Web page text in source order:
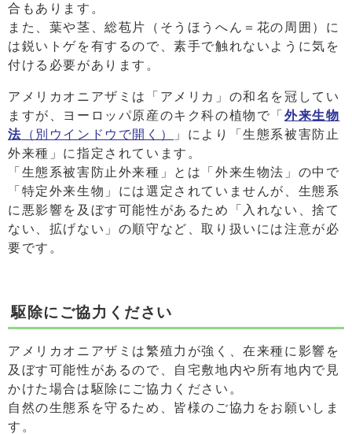
合もあります。
また、葉や茎、総苞片（そうほうへん＝花の周囲）に
は鋭いトゲを有するので、素手で触れないように気を
付ける必要があります。
アメリカオニアザミは「アメリカ」の和名を冠してい
ますが、ヨーロッパ原産のキク科の植物で「外来生物
法 （別ウインドウで開く）
」により「生態系被害防止
外来種」に指定されています。
「生態系被害防止外来種」とは「外来生物法」の中で
「特定外来生物」には選定されていませんが、生態系
に悪影響を及ぼす可能性があるため「入れない、捨て
ない、拡げない」の順守など、取り扱いには注意が必
要です。
駆除にご協力ください
アメリカオニアザミは繁殖力が強く、在来種に影響を
及ぼす可能性があるので、自宅敷地内や所有地内で見
かけた場合は駆除にご協力ください。
自然の生態系を守るため、皆様のご協力をお願いしま
す。